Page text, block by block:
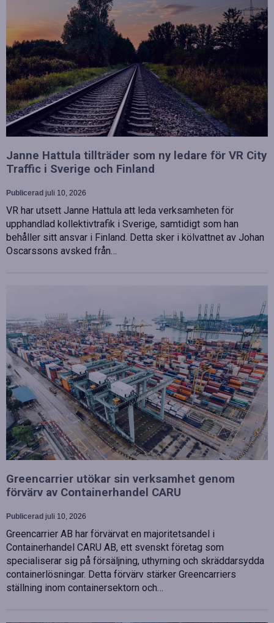
Janne Hattula tillträder som ny ledare för VR City
Traffic i Sverige och Finland
Publicerad juli 10, 2026
VR har utsett Janne Hattula att leda verksamheten för
upphandlad kollektivtrafik i Sverige, samtidigt som han
behåller sitt ansvar i Finland. Detta sker i kölvattnet av Johan
Oscarssons avsked från…
Greencarrier utökar sin verksamhet genom
förvärv av Containerhandel CARU
Publicerad juli 10, 2026
Greencarrier AB har förvärvat en majoritetsandel i
Containerhandel CARU AB, ett svenskt företag som
specialiserar sig på försäljning, uthyrning och skräddarsydda
containerlösningar. Detta förvärv stärker Greencarriers
ställning inom containersektorn och…